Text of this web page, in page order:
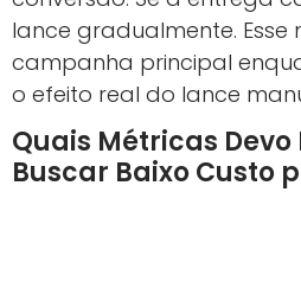
lance gradualmente.
campanha principal
o efeito real do lance
Quais Métricas Devo
Buscar Baixo Custo